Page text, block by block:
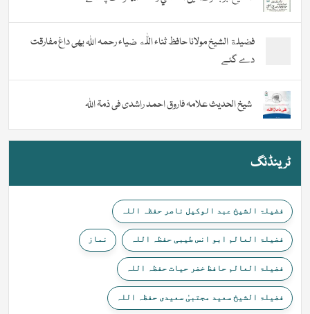
فضیلة الشيخ مولانا حافظ ثناء اللّٰه ضیاء رحمہ اللہ بھی داغ مفارقت
دے گئے
شیخ الحدیث علامہ فاروق احمد راشدی فی ذمۃ اللہ
ٹرینڈنگ
فضیلۃ الشیخ عبد الوکیل ناصر حفظہ اللہ
فضیلۃ العالم ابو انس طیبی حفظہ اللہ نماز
فضیلۃ العالم حافظ خضر حیات حفظہ اللہ
فضیلۃ الشیخ سعید مجتبیٰ سعیدی حفظہ اللہ